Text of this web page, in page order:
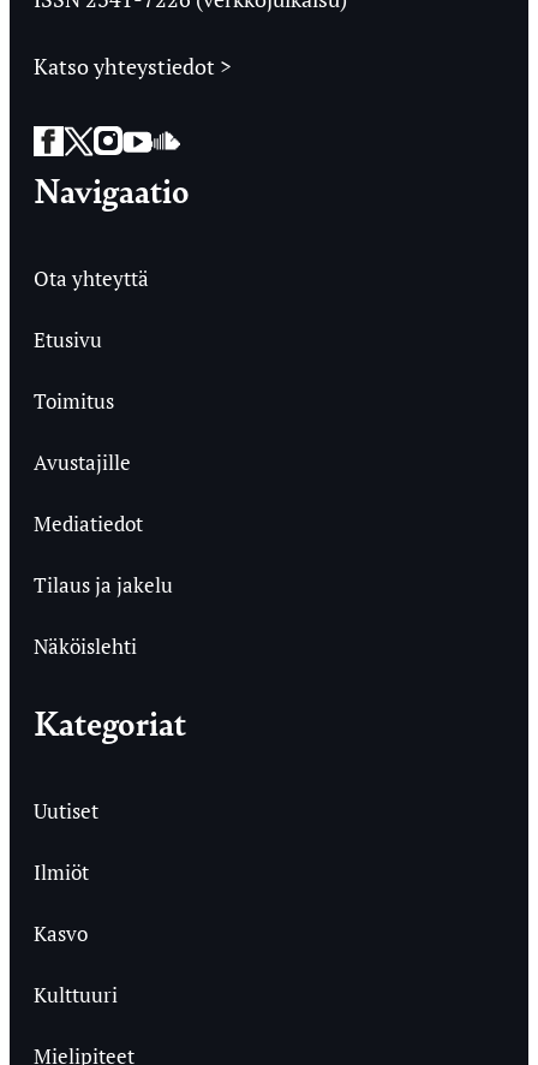
Katso yhteystiedot >
Facebook
Twitter
Instagram
YouTube
SoundCloud
Navigaatio
Ota yhteyttä
Etusivu
Toimitus
Avustajille
Mediatiedot
Tilaus ja jakelu
Näköislehti
Kategoriat
Uutiset
Ilmiöt
Kasvo
Kulttuuri
Mielipiteet